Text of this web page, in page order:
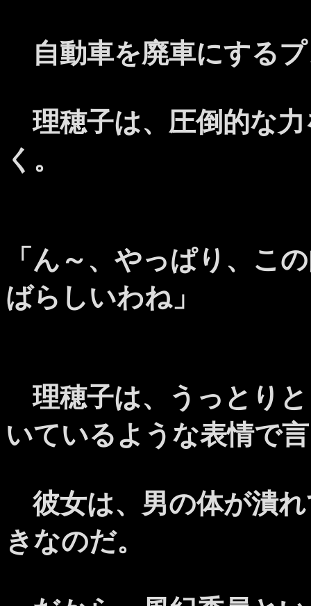
自動車を廃車にする
理穂子は、圧倒的な
く。
「ん～、やっぱり、こ
ばらしいわね」
理穂子は、うっとり
いているような表情で
彼女は、男の体が潰
きなのだ。